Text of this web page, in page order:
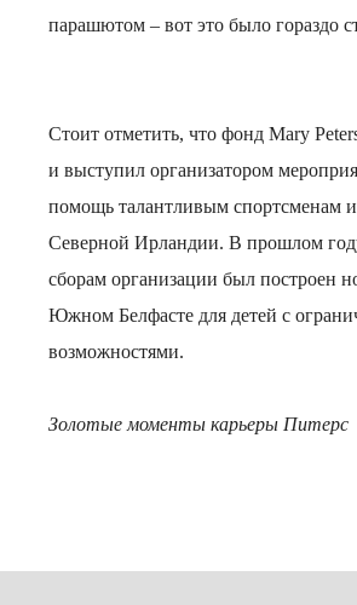
парашютом – вот это было гораздо
Стоит отметить, что фонд Mary
и выступил организатором
помощь талантливым спортсменам
Северной Ирландии. В прошлом
сборам организации был построен
Южном Белфасте для детей с
возможностями.
Золотые моменты карьеры Питерс